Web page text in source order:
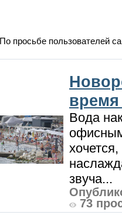
По просьбе пользователей
Вода
звуча...
73